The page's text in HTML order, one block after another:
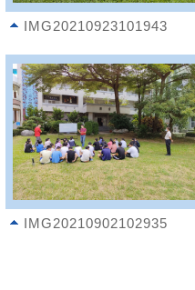
IMG20210923101943
IMG20210902102935